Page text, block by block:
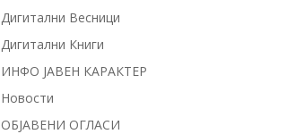
Дигитални Весници
Дигитални Книги
ИНФО ЈАВЕН КАРАКТЕР
Новости
ОБЈАВЕНИ ОГЛАСИ